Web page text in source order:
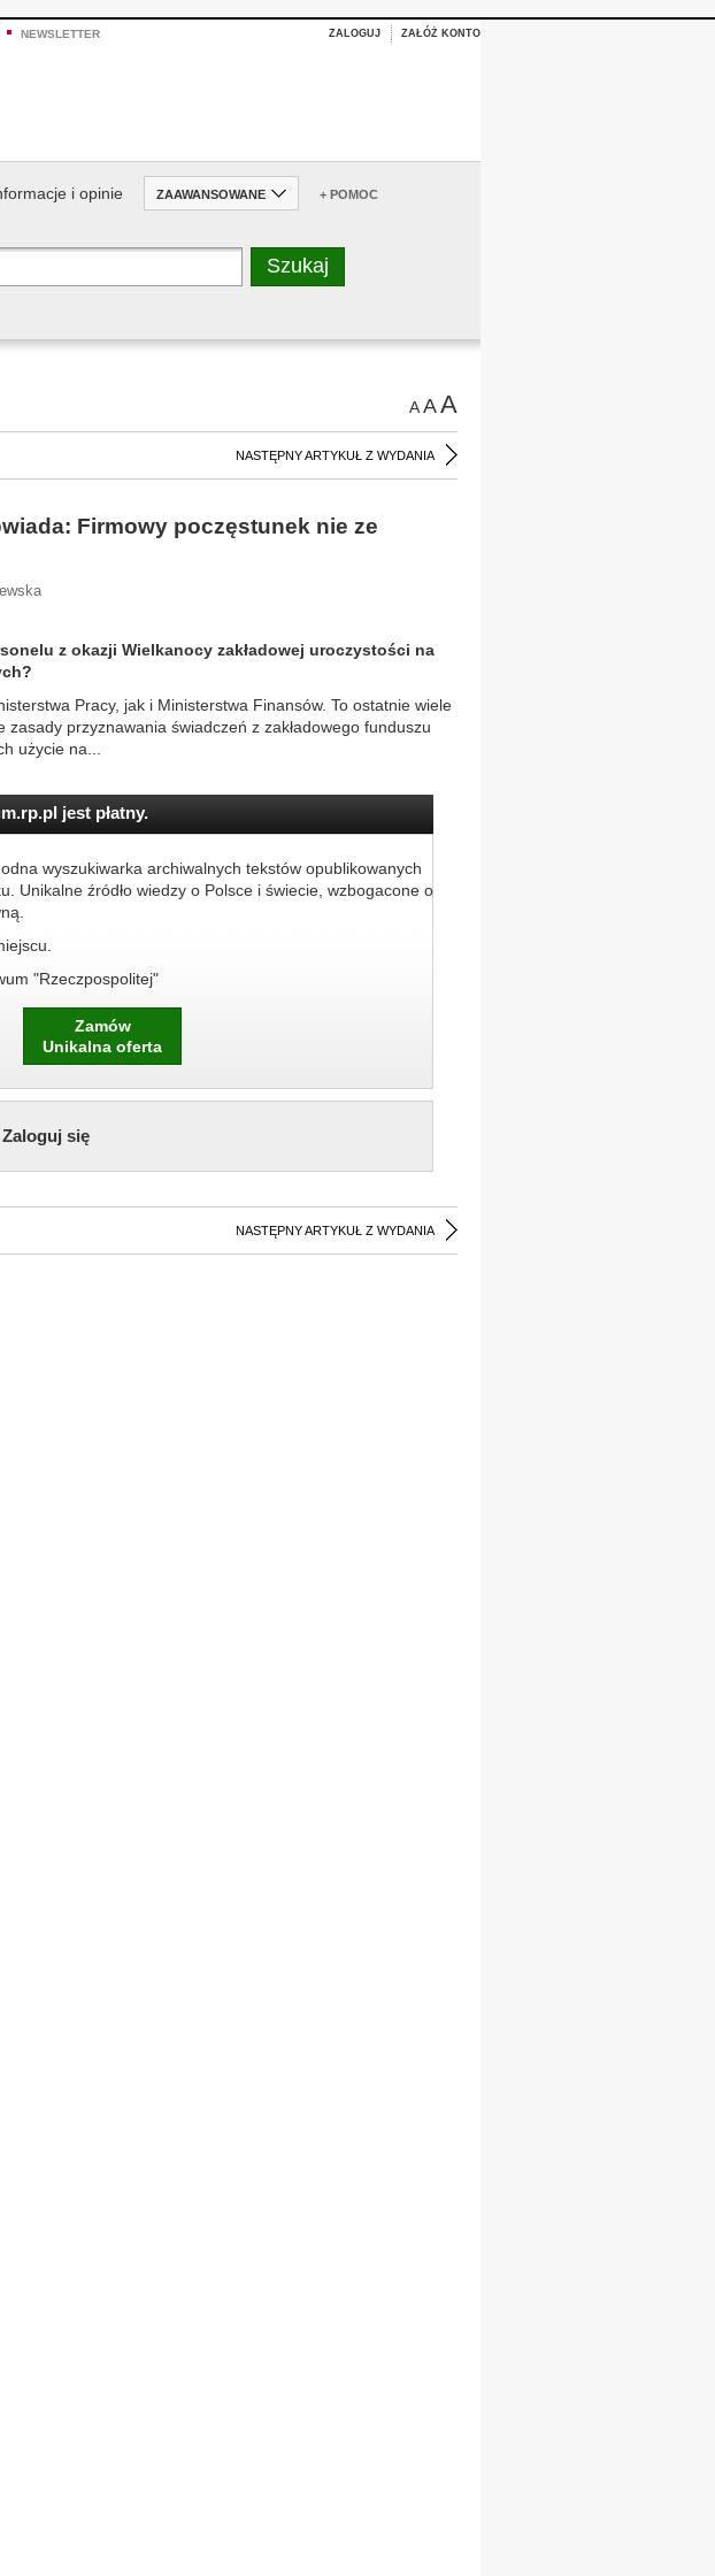
NEWSLETTER ZALOGUJ ZAŁÓŻ KONTO
i opinie ZAAWANSOWANE + POMOC
AAA
NASTĘPNY ARTYKUŁ Z WYDANIA
Firmowy poczęstunek nie ze
z okazji Wielkanocy zakładowej uroczystości na
Pracy, jak i Ministerstwa Finansów. To ostatnie wiele
zasady przyznawania świadczeń z zakładowego funduszu
użycie na...
jest płatny.
wyszukiwarka archiwalnych tekstów opublikowanych
Unikalne źródło wiedzy o Polsce i świecie, wzbogacone o
"Rzeczpospolitej"
Zamów
Unikalna oferta
się
NASTĘPNY ARTYKUŁ Z WYDANIA